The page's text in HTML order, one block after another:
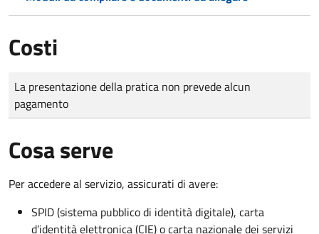
Costi
Tipo di pagamento
Importo
La presentazione della pratica non prevede alcun
pagamento
Cosa serve
Per accedere al servizio, assicurati di avere:
SPID (sistema pubblico di identità digitale), carta
d’identità elettronica (CIE) o carta nazionale dei servizi